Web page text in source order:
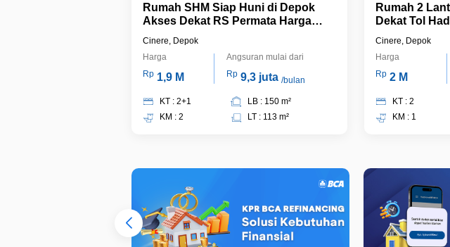
Rumah SHM Siap Huni di Depok
Akses Dekat RS Permata Harga
Cinere, Depok
Harga
Rp 1,9 M
Angsuran mulai dari
Rp 9,3 juta /bulan
KT : 2+1
KM : 2
LB : 150 m²
LT : 113 m²
Rumah 2
Dekat Tol
Cinere, Depok
Harga
Rp 2 M
KT : 2
KM : 1